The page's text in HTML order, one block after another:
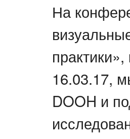
На
16.03.17,
DOOH и